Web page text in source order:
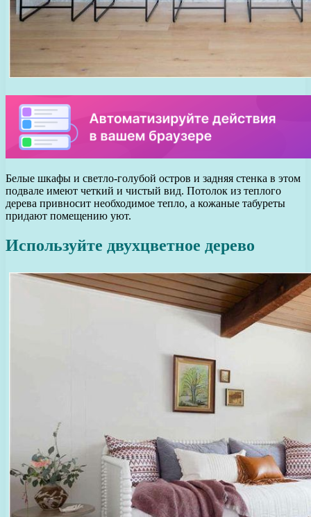
Белые шкафы и светло-голубой остров и задняя стенка в этом
подвале имеют четкий и чистый вид. Потолок из теплого
дерева привносит необходимое тепло, а кожаные табуреты
придают помещению уют.
Используйте двухцветное дерево